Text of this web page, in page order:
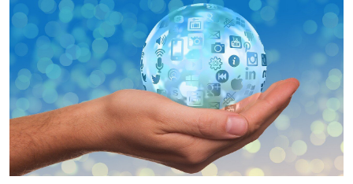
ら、具体的な進め方、支援制度の活用まで、悩みを感じる方も多い
のではないでしょうか。 本記事では、リス……